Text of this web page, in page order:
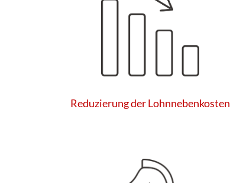
Reduzierung der Lohnnebenkosten